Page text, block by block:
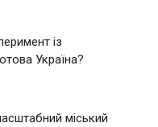
із
Україна?
міський